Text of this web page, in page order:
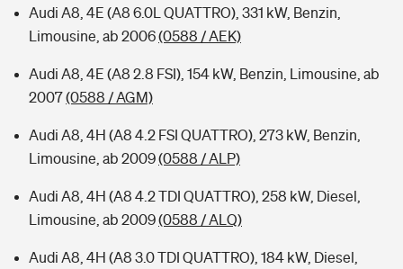
Audi A8, 4E (A8 6.0L QUATTRO), 331 kW, Benzin,
Limousine, ab 2006(0588 / AEK)
Audi A8, 4E (A8 2.8 FSI), 154 kW, Benzin, Limousine, ab
2007(0588 / AGM)
Audi A8, 4H (A8 4.2 FSI QUATTRO), 273 kW, Benzin,
Limousine, ab 2009(0588 / ALP)
Audi A8, 4H (A8 4.2 TDI QUATTRO), 258 kW, Diesel,
Limousine, ab 2009(0588 / ALQ)
Audi A8, 4H (A8 3.0 TDI QUATTRO), 184 kW, Diesel,